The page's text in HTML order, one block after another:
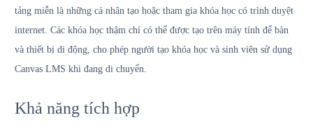
tảng miễn là những cá nhân tạo hoặc tham gia khóa học có trình duyệt
internet. Các khóa học thậm chí có thể được tạo trên máy tính để bàn
và thiết bị di động, cho phép người tạo khóa học và sinh viên sử dụng
Canvas LMS khi đang di chuyển.
Khả năng tích hợp